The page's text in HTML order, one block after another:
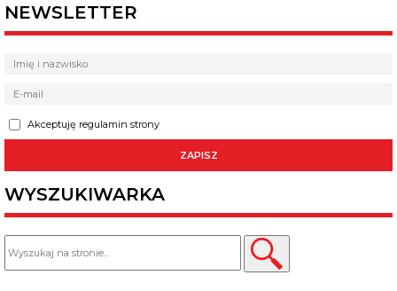
NEWSLETTER
Akceptuję regulamin strony
WYSZUKIWARKA